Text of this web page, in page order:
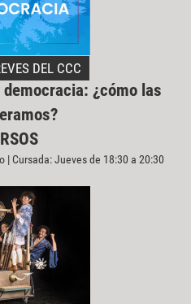
DEL CCC
¿cómo las
| Cursada: Jueves de 18:30 a 20:30